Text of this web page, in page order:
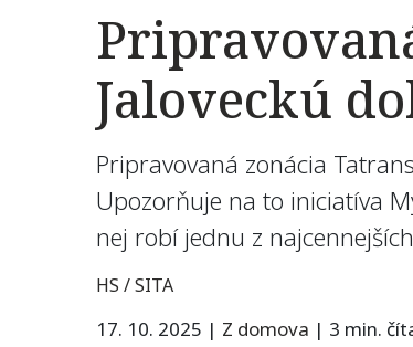
Jaloveckú
Pripravovaná zonácia
Upozorňuje na to iniciatíva
nej robí jednu z
HS / SITA
17. 10. 2025 | Z domova | 3 min.